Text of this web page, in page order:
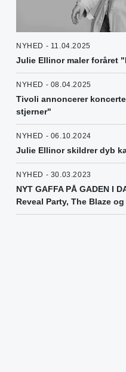
NYHED - 11.04.2025
Julie Ellinor maler foråret
NYHED - 08.04.2025
Tivoli annoncerer
stjerner"
NYHED - 06.10.2024
Julie Ellinor skildrer dyb
NYHED - 30.03.2023
NYT GAFFA PÅ GADEN I
Reveal Party, The Blaze